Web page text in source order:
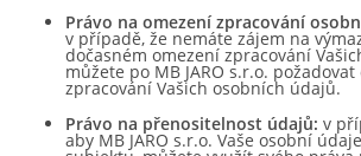
Právo na omezení zpracování
v případě, že nemáte zájem na
dočasném omezení zpracování
můžete po MB JARO s.r.o. požadovat
zpracování Vašich osobních údajů.
Právo na přenositelnost údajů: v
aby MB JARO s.r.o. Vaše osobní